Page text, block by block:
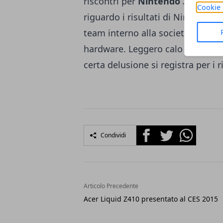
Cookie
riguardo i risultati di Nintendo
team interno alla società sta
hardware. Leggero calo anche
certa delusione si registra per i
Condividi FacebookTwitterWhatsapp
Articolo Precedente
Acer Liquid Z410 presentato al CES 2015